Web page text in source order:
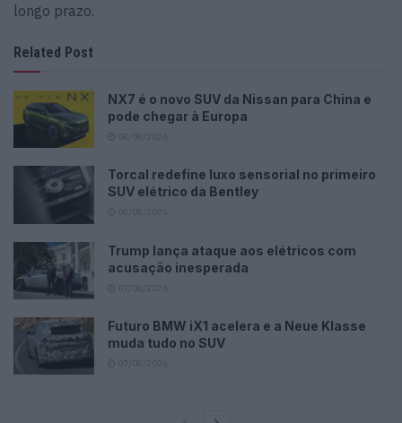
longo prazo.
Related Post
NX7 é o novo SUV da Nissan para China e
pode chegar à Europa
Torcal redefine luxo sensorial no primeiro
SUV elétrico da Bentley
Trump lança ataque aos elétricos com
acusação inesperada
Futuro BMW iX1 acelera e a Neue Klasse
muda tudo no SUV